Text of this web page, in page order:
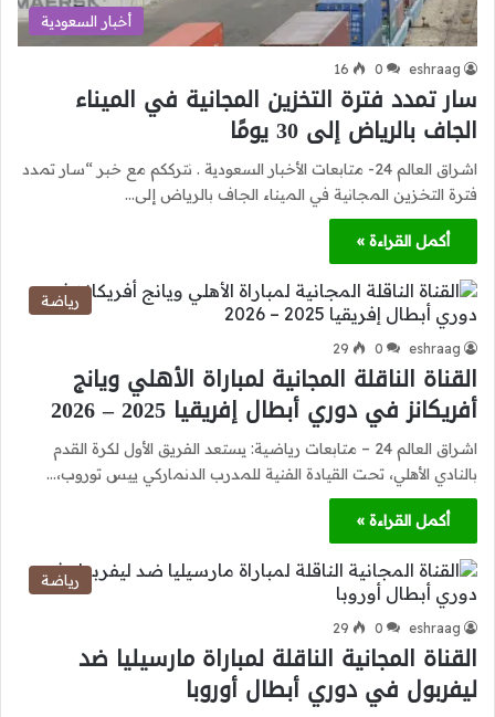
أخبار السعودية
eshraag
0
16
سار تمدد فترة التخزين المجانية في الميناء
الجاف بالرياض إلى 30 يومًا
اشراق العالم 24- متابعات الأخبار السعودية . نترككم مع خبر “سار تمدد
فترة التخزين المجانية في الميناء الجاف بالرياض إلى…
أكمل القراءة »
رياضة
eshraag
0
29
القناة الناقلة المجانية لمباراة الأهلي ويانج
أفريكانز في دوري أبطال إفريقيا 2025 – 2026
اشراق العالم 24 – متابعات رياضية: يستعد الفريق الأول لكرة القدم
بالنادي الأهلي، تحت القيادة الفنية للمدرب الدنماركي ييس توروب،…
أكمل القراءة »
رياضة
eshraag
0
29
القناة المجانية الناقلة لمباراة مارسيليا ضد
ليفربول في دوري أبطال أوروبا